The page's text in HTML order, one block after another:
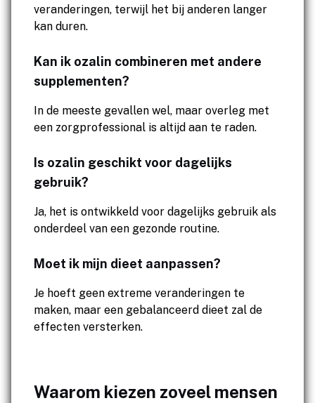
veranderingen, terwijl het bij anderen langer
kan duren.
Kan ik ozalin combineren met andere
supplementen?
In de meeste gevallen wel, maar overleg met
een zorgprofessional is altijd aan te raden.
Is ozalin geschikt voor dagelijks
gebruik?
Ja, het is ontwikkeld voor dagelijks gebruik als
onderdeel van een gezonde routine.
Moet ik mijn dieet aanpassen?
Je hoeft geen extreme veranderingen te
maken, maar een gebalanceerd dieet zal de
effecten versterken.
Waarom kiezen zoveel mensen